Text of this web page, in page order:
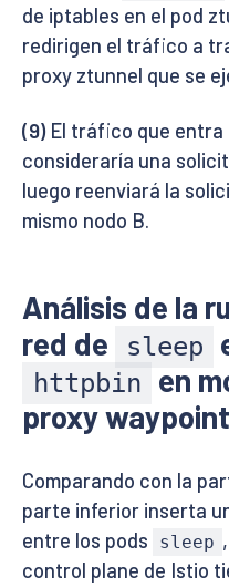
de iptables en el pod
redirigen el tráfico a
proxy ztunnel que se
(9)El tráfico que entra
consideraría una
luego reenviará la
mismo nodo B.
Análisis de la
red de
sleep
httpbin
en
proxy waypoint
Comparando con la
parte inferior inserta
entre los pods
sleep
control plane de Istio